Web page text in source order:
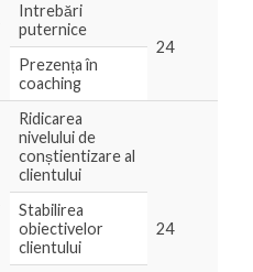
Intrebări
puternice
24
Prezența în
coaching
Ridicarea
nivelului de
conștientizare al
clientului
24
Stabilirea
obiectivelor
clientului